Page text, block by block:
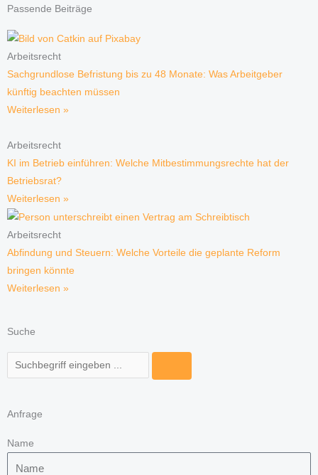
Passende Beiträge
Arbeitsrecht
Sachgrundlose Befristung bis zu 48 Monate: Was Arbeitgeber
künftig beachten müssen
Weiterlesen »
Arbeitsrecht
KI im Betrieb einführen: Welche Mitbestimmungsrechte hat der
Betriebsrat?
Weiterlesen »
Arbeitsrecht
Abfindung und Steuern: Welche Vorteile die geplante Reform
bringen könnte
Weiterlesen »
Suche
Suche
Anfrage
Name